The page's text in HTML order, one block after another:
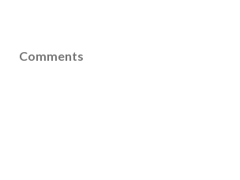
Comments